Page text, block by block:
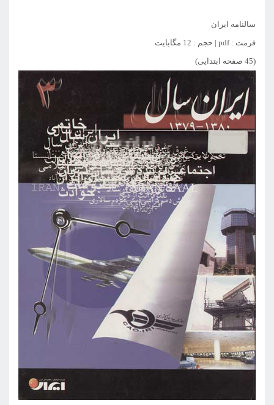
سالنامه ایران
فرمت : pdf | حجم : 12 مگابایت
(45 صفحه ابتدایی)